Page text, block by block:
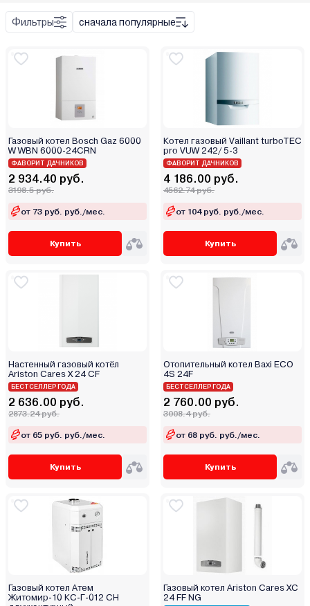
Bosch (Бош)
Buderus
De Dietrich
Devotion
Drew-Met
E.C.A
ElectroVeL
Federica Bugatti
Ferroli
GTM
Haier
Hubert
Immergas
Kentatsu
Kospel
Kotitonttu
Lamborghini
Lavoro
Lemax
LTEC
Твердое
Газ
Сеть
Фильтры сначала популярные
Газовый котел Bosch Gaz 6000
W WBN 6000-24CRN
ФАВОРИТ ДАЧНИКОВ
2 934.40 руб.
3198.5 руб.
от 73 руб. руб./мес.
Купить
Котел газовый Vaillant turboTEC
pro VUW 242/ 5-3
ФАВОРИТ ДАЧНИКОВ
4 186.00 руб.
4562.74 руб.
от 104 руб. руб./мес.
Купить
Настенный газовый котёл
Ariston Cares X 24 CF
БЕСТСЕЛЛЕР ГОДА
2 636.00 руб.
2873.24 руб.
от 65 руб. руб./мес.
Купить
Отопительный котел Baxi ECO
4S 24F
БЕСТСЕЛЛЕР ГОДА
2 760.00 руб.
3008.4 руб.
от 68 руб. руб./мес.
Купить
Газовый котел Атем
Житомир-10 КС-Г-012 СН
Газовый котел Ariston Cares XC
24 FF NG